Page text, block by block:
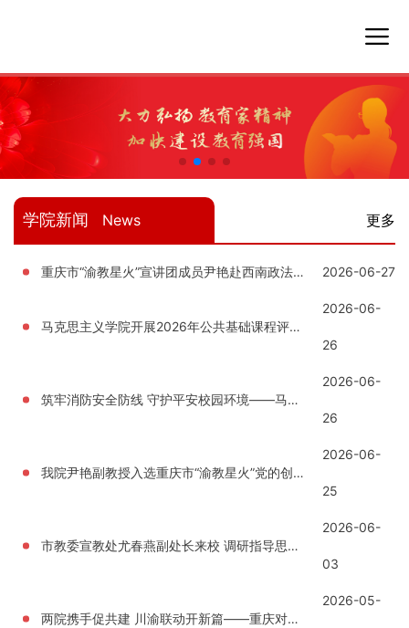
学院新闻 News 更多
重庆市“渝教星火”宣讲团成员尹艳赴西南政法大学参加首次宣讲培训 2026-06-27
马克思主义学院开展2026年公共基础课程评估反馈会
2026-06-
26
筑牢消防安全防线 守护平安校园环境——马克思主义学院开展消防安全知识专题讲座
2026-06-
26
我院尹艳副教授入选重庆市“渝教星火”党的创新理论宣讲团
2026-06-
25
市教委宣教处尤春燕副处长来校 调研指导思政课建设
2026-06-
03
两院携手促共建 川渝联动开新篇——重庆对外经贸学院马院赴四川工商学院考察交流并签约共建
2026-05-